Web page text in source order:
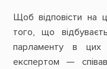
Щоб відповісти на
того, що
парламенту в цих
експертом —